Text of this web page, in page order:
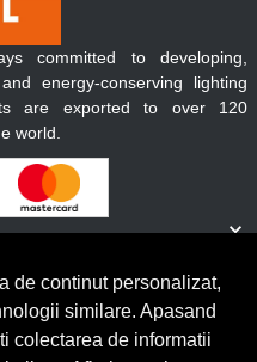
committed to developing,
energy-conserving lighting
are exported to over 120
world.
de continut personalizat,
similare. Apasand
colectarea de informatii